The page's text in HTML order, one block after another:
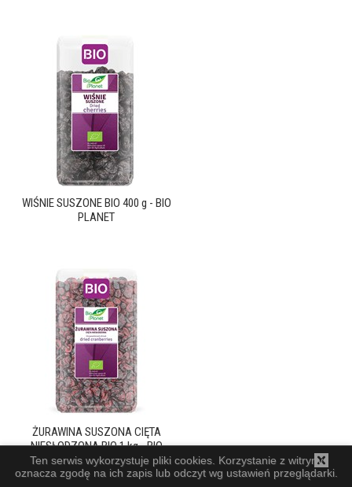
WIŚNIE SUSZONE BIO 400 g - BIO
PLANET
ŻURAWINA SUSZONA CIĘTA
NIESŁODZONA BIO 1 kg - BIO
PLANET
Ten serwis wykorzystuje pliki cookies. Korzystanie z witryny
oznacza zgodę na ich zapis lub odczyt wg ustawień przeglądarki.